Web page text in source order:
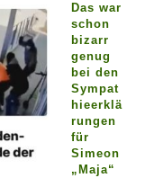
Das war
schon
bizarr
genug
bei den
Sympat
hieerklä
rungen
für
Simeon
„Maja“